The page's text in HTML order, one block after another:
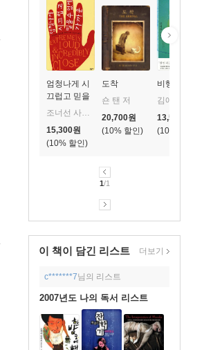
엄청나게 시
끄럽고 믿을
수 없게 가까
10%
15,300원
도착
숀 탠 저
10%
20,700원
비행운
김애란 저
10
13,500
1/1
이 책이 담긴 리스트 더보기
c*******7님의 리스트
2007년도 나의 독서 리스트